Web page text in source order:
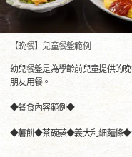
【晩餐】兒童餐盤範例
幼兒餐盤是為學齡前兒童提供的
朋友用餐。
◆餐食內容範例◆
◆薯餅◆茶碗蒸◆義大利細麵條